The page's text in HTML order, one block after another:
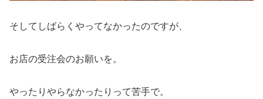
そしてしばらくやってなかったのですが、
お店の受注会のお願いを。
やったりやらなかったりって苦手で。